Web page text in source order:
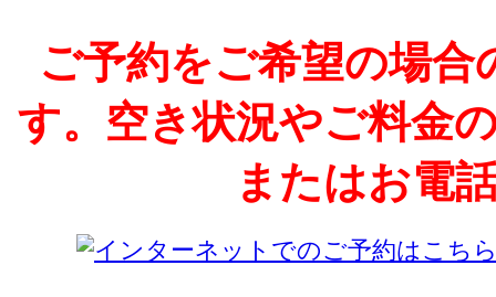
ご予約をご希望の場
す。空き状況やご料金
またはお電